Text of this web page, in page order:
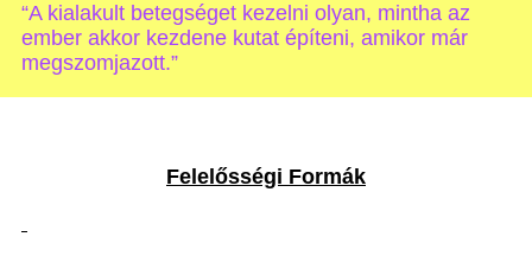
“A kialakult betegséget kezelni olyan, mintha az
ember akkor kezdene kutat építeni, amikor már
megszomjazott.”
Felel ősségi Formák